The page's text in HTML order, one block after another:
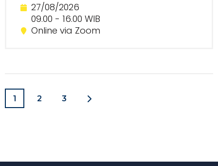
27/08/2026
09.00 - 16.00 WIB
Online via Zoom
1 2 3